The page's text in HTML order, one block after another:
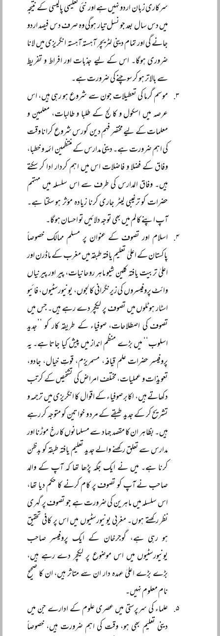
سرکاری زبان اردو نہیں ہے اور نئی تعلیمی پالیسی کے نتیجہ
میں دس سال بعد جو نسل تیار ہوگی وہ صرف دس فیصد اردو
جانے گی اور تمام دینی لٹریچر آہستہ آہستہ انگریزی میں لانا
ضروری ہوگا۔ اس کے لیے جذبات اور افراط و تفریط
سے بالاتر ہو کر سوچنے کی ضرورت ہے۔
موسم گرما کی تعطیلات جون سے شروع ہو رہی ہیں، اس
عرصہ میں اسکول و کالج کے طلبا و طالبات، معلمین و
معلمات کے لیے مختصر فہمِ دین کورس شروع کرانا وقت
کی اہم ضرورت ہے۔ دینی مدارس کے منتظمین ائمہ و خطبا،
وفاق کے فضلا و فاضلات اس میں اہم کردار ادا کر سکتے
ہیں۔ وفاق المدارس کی طرف سے اس سلسلہ میں مہتمم
حضرات کو ترغیبی لیٹر جاری کرنا زیادہ مؤثر ہو سکتا ہے۔
آپ اپنے کالم میں بھی توجہ دلائیں تو احسان ہوگا۔
اسلام اور تصوف کے عنوان پر مسلم ممالک خصوصاً
پاکستان کے اعلیٰ تعلیم یافتہ طبقہ میں مغرب کے ماڈرن اور
اعلیٰ تربیت یافتہ کلین شیو ماہر روحانیات، پیر اور پیرنیاں
وائٹ پروفیسروں کی زیرنگرانی کالجوں، یونیورسٹیوں، فائیو
اسٹار ہوٹلوں میں تصوف پر لیکچر دے رہے ہیں۔ جس میں
تصوف کی اصطلاحات، صوفیاء کے طریقہ کار کو ’’جدید
اسلوب‘‘ میں بڑے منظم انداز میں پیش کیا جاتا ہے۔ یہ
پروفیسر حضرات علم قیافہ، مسمریزم، قوتِ خیال، جادو،
تعویذات و عملیات، مختلف امراض کی تشخیص کے کرتب
دکھاتے ہیں، اکابر صوفیاء کے اقوال کا انگریزی میں ترجمہ و
تشریح کر کے جدید طبقے کے مرد و خواتین کو متوجہ کر رہے
ہیں۔ بظاہر ان کا مقصد جہاد سے مسلمانوں کا رخ موڑنا اور
مدارس سے تعلق رکھنے والے جدید تعلیم یافتہ طبقہ کو بدظن
کرنا ہے۔ میں نے ایک جگہ پڑھا تھا کہ آپ کے والد
صاحب نے آپ کو تصوف پر کام کرنے کا حکم دیا تھا،
اس سلسلہ میں ماہرین کی ضرورت ہے جو تصوف پر گہری
نظر رکھتے ہوں۔ مغربی یونیورسٹیوں میں اس پر کافی تحقیق
ہو رہی ہے، گوجرخان کے ایک پروفیسر صاحب
یونیورسٹیوں میں اس موضوع پر لیکچر دے رہے ہیں،
بڑے بڑے اعلیٰ عہدہ دار ان سے متاثر ہیں، ان کا صحیح
نام معلوم نہیں۔
علماء کی سرپرستی میں عصری علوم کے ادارے جن میں
دینی تعلیم بھی ہو، وقت کی اہم ضرورت ہیں، خصوصاً